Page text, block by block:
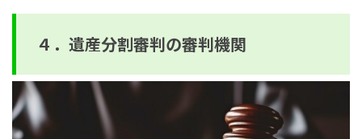
４．遺産分割審判の審判機関